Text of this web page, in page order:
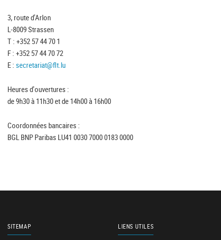
3, route d'Arlon
L-8009 Strassen
T : +352 57 44 70 1
F : +352 57 44 70 72
E : secretariat@flt.lu
Heures d'ouvertures :
de 9h30 à 11h30 et de 14h00 à 16h00
Coordonnées bancaires :
BGL BNP Paribas LU41 0030 7000 0183 0000
SITEMAP LIENS UTILES